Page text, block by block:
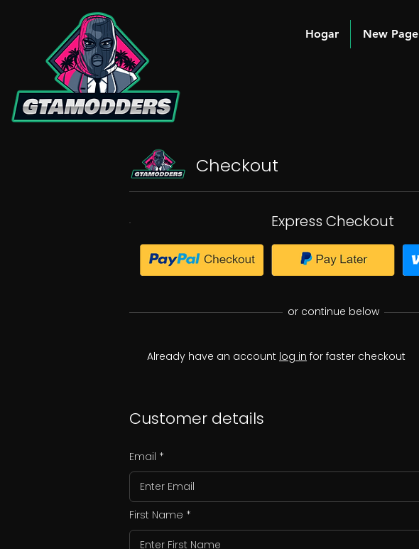
Hogar New Page
Checkout
Express Checkout
or continue below
Already have an account log in for faster checkout
Customer details
Email
First Name